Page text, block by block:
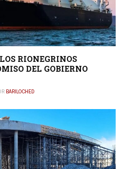
RIONEGRINOS
DEL GOBIERNO
BARILOCHED